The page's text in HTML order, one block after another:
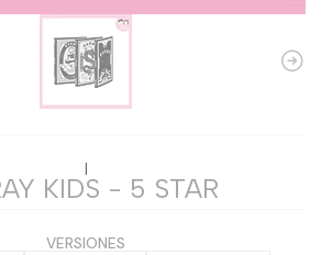
|
KIDS - 5 STAR
VERSIONES